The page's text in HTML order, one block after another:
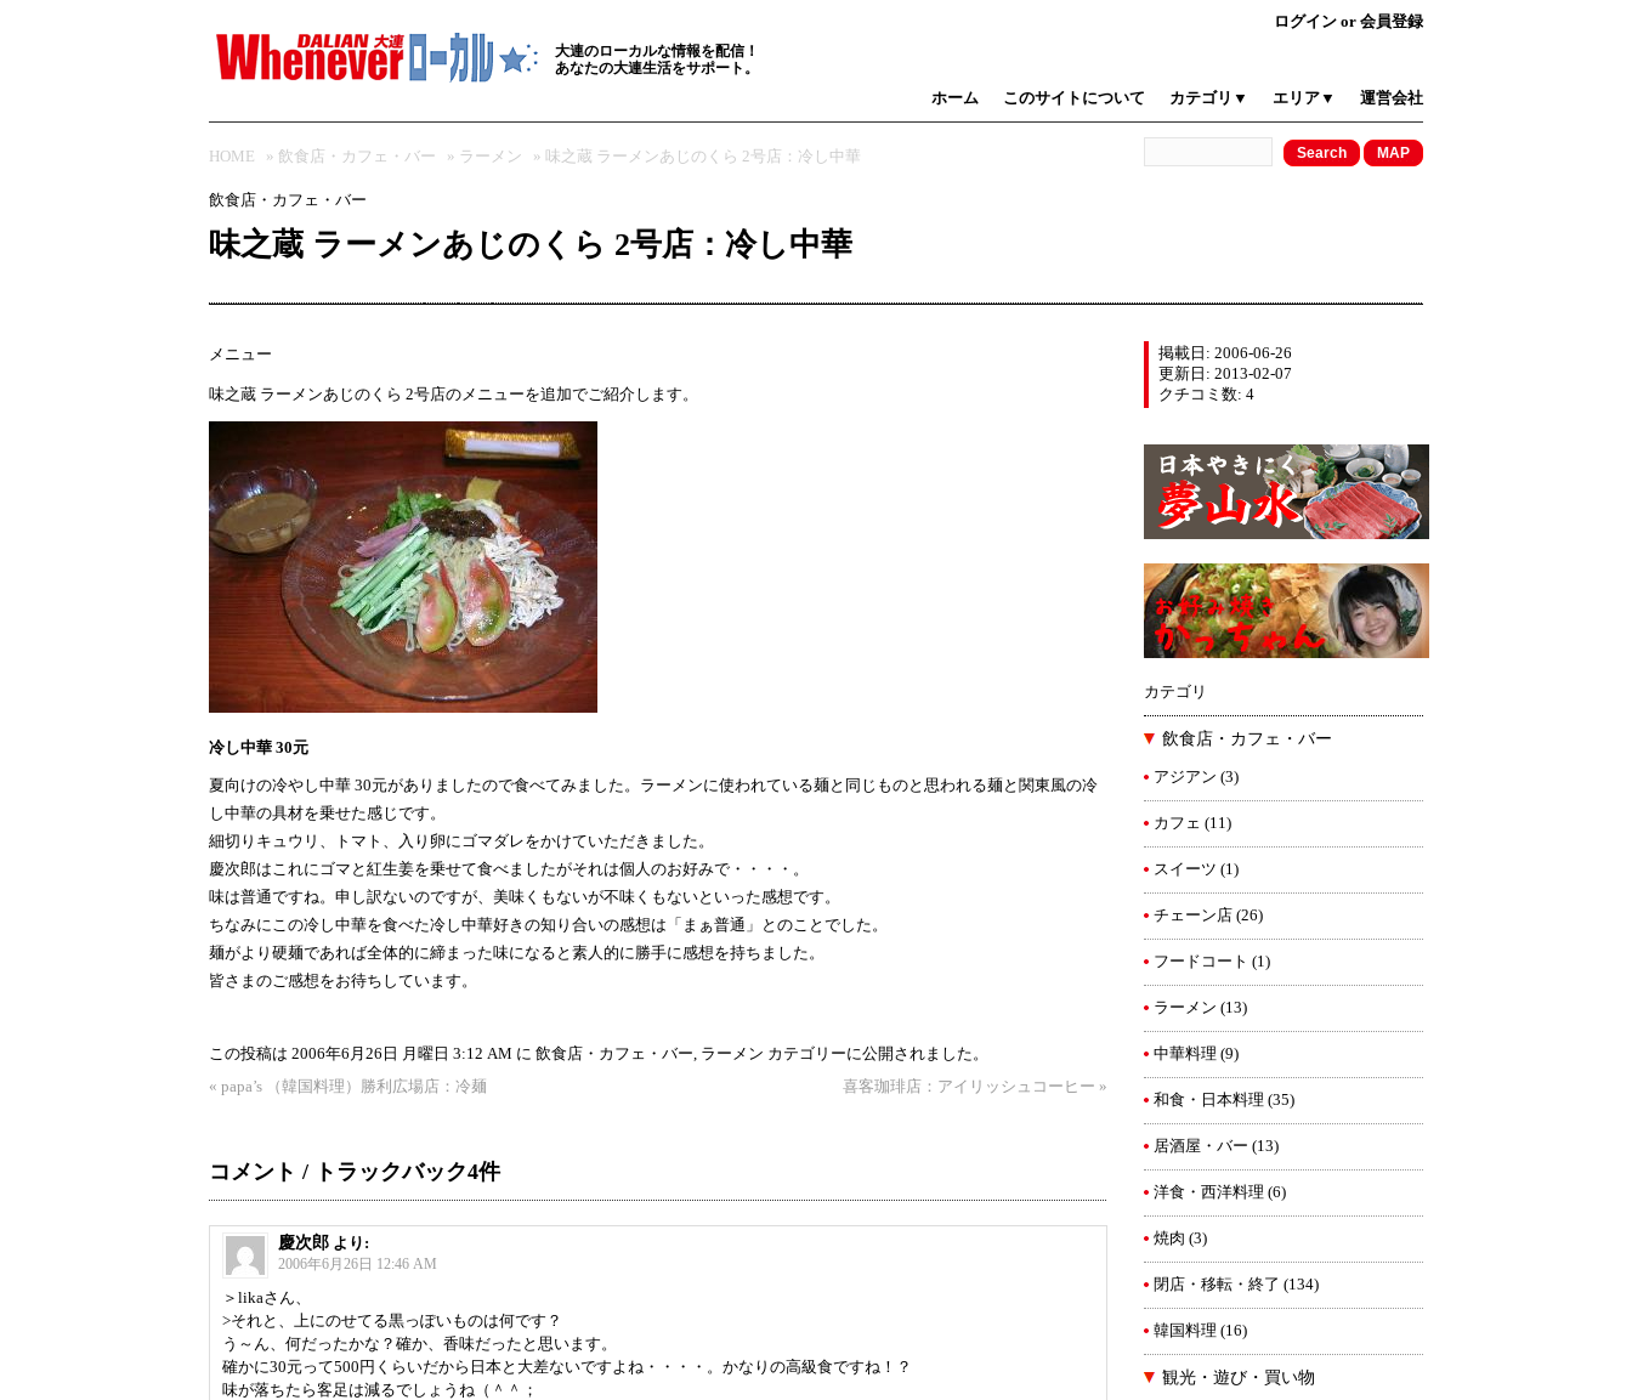
ログイン or 会員登録
大連のローカルな情報を配信！
あなたの大連生活をサポート。
ホーム
このサイトについて カテゴリ▼ エリア▼ 運営会社
HOME » 飲食店・カフェ・バー » ラーメン » 味之蔵 ラーメンあじのくら 2号店：冷し中華
飲食店・カフェ・バー
味之蔵 ラーメンあじのくら 2号店：冷し中華
メニュー
味之蔵 ラーメンあじのくら 2号店のメニューを追加でご紹介します。
冷し中華 30元
夏向けの冷やし中華 30元がありましたので食べてみました。ラーメンに使われている麺と同じものと思われる麺と関東風の冷
し中華の具材を乗せた感じです。
細切りキュウリ、トマト、入り卵にゴマダレをかけていただきました。
慶次郎はこれにゴマと紅生姜を乗せて食べましたがそれは個人のお好みで・・・・。
味は普通ですね。申し訳ないのですが、美味くもないが不味くもないといった感想です。
ちなみにこの冷し中華を食べた冷し中華好きの知り合いの感想は「まぁ普通」とのことでした。
麺がより硬麺であれば全体的に締まった味になると素人的に勝手に感想を持ちました。
皆さまのご感想をお待ちしています。
この投稿は 2006年6月26日 月曜日 3:12 AM に 飲食店・カフェ・バー, ラーメン カテゴリーに公開されました。
« papa’s （韓国料理）勝利広場店：冷麺 喜客珈琲店：アイリッシュコーヒー »
コメント / トラックバック4件
慶次郎 より:
2006年6月26日 12:46 AM
＞likaさん、
>それと、上にのせてる黒っぽいものは何です？
う～ん、何だったかな？確か、香味だったと思います。
確かに30元って500円くらいだから日本と大差ないですよね・・・・。かなりの高級食ですね！？
味が落ちたら客足は減るでしょうね（＾＾；
掲載日: 2006-06-26
更新日: 2013-02-07
クチコミ数: 4
カテゴリ
飲食店・カフェ・バー
アジアン (3)
カフェ (11)
スイーツ (1)
チェーン店 (26)
フードコート (1)
ラーメン (13)
中華料理 (9)
和食・日本料理 (35)
居酒屋・バー (13)
洋食・西洋料理 (6)
焼肉 (3)
閉店・移転・終了 (134)
韓国料理 (16)
観光・遊び・買い物